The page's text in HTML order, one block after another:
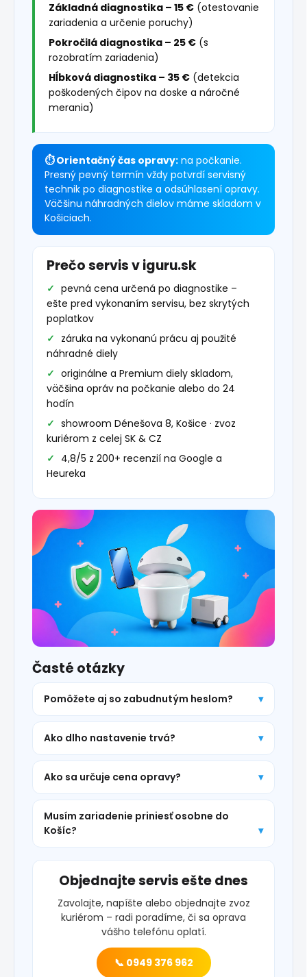
Základná diagnostika – 15 € (otestovanie
zariadenia a určenie poruchy)
Pokročilá diagnostika – 25 € (s
rozobratím zariadenia)
Hĺbková diagnostika – 35 € (detekcia
poškodených čipov na doske a náročné
merania)
⏱ Orientačný čas opravy: na počkanie.
Presný pevný termín vždy potvrdí servisný
technik po diagnostike a odsúhlasení opravy.
Väčšinu náhradných dielov máme skladom v
Košiciach.
Prečo servis v iguru.sk
pevná cena určená po diagnostike –
ešte pred vykonaním servisu, bez skrytých
poplatkov
záruka na vykonanú prácu aj použité
náhradné diely
originálne a Premium diely skladom,
väčšina opráv na počkanie alebo do 24
hodín
showroom Dénešova 8, Košice · zvoz
kuriérom z celej SK & CZ
4,8/5 z 200+ recenzií na Google a
Heureka
Časté otázky
Pomôžete aj so zabudnutým heslom?
Ako dlho nastavenie trvá?
Ako sa určuje cena opravy?
Musím zariadenie priniesť osobne do
Košíc?
Objednajte servis ešte dnes
Zavolajte, napíšte alebo objednajte zvoz
kuriérom – radi poradíme, či sa oprava
vášho telefónu oplatí.
📞 0949 376 962